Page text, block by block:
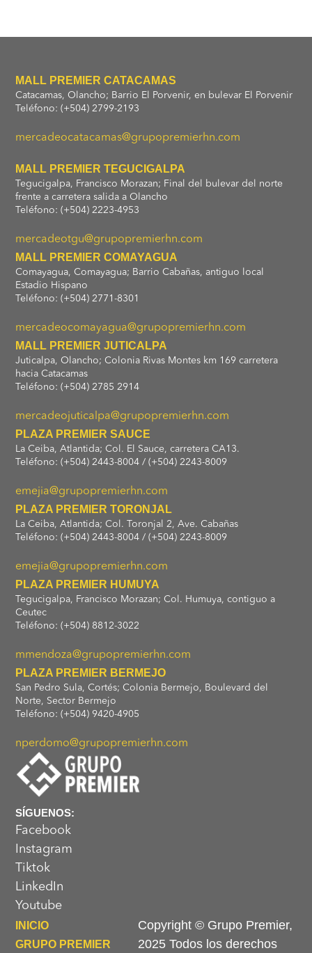
MALL PREMIER CATACAMAS
Catacamas, Olancho; Barrio El Porvenir, en bulevar El Porvenir
Teléfono: (+504) 2799-2193
mercadeocatacamas@grupopremierhn.com
MALL PREMIER TEGUCIGALPA
Tegucigalpa, Francisco Morazan; Final del bulevar del norte
frente a carretera salida a Olancho
Teléfono: (+504) 2223-4953
mercadeotgu@grupopremierhn.com
MALL PREMIER COMAYAGUA
Comayagua, Comayagua; Barrio Cabañas, antiguo local
Estadio Hispano
Teléfono: (+504) 2771-8301
mercadeocomayagua@grupopremierhn.com
MALL PREMIER JUTICALPA
Juticalpa, Olancho; Colonia Rivas Montes km 169 carretera
hacia Catacamas
Teléfono: (+504) 2785 2914
mercadeojuticalpa@grupopremierhn.com
PLAZA PREMIER SAUCE
La Ceiba, Atlantida; Col. El Sauce, carretera CA13.
Teléfono: (+504) 2443-8004 / (+504) 2243-8009
emejia@grupopremierhn.com
PLAZA PREMIER TORONJAL
La Ceiba, Atlantida; Col. Toronjal 2, Ave. Cabañas
Teléfono: (+504) 2443-8004 / (+504) 2243-8009
emejia@grupopremierhn.com
PLAZA PREMIER HUMUYA
Tegucigalpa, Francisco Morazan; Col. Humuya, contiguo a
Ceutec
Teléfono: (+504) 8812-3022
mmendoza@grupopremierhn.com
PLAZA PREMIER BERMEJO
San Pedro Sula, Cortés; Colonia Bermejo, Boulevard del
Norte, Sector Bermejo
Teléfono: (+504) 9420-4905
nperdomo@grupopremierhn.com
SÍGUENOS:
Facebook
Instagram
Tiktok
LinkedIn
Youtube
INICIO
GRUPO PREMIER
Copyright © Grupo Premier,
2025 Todos los derechos